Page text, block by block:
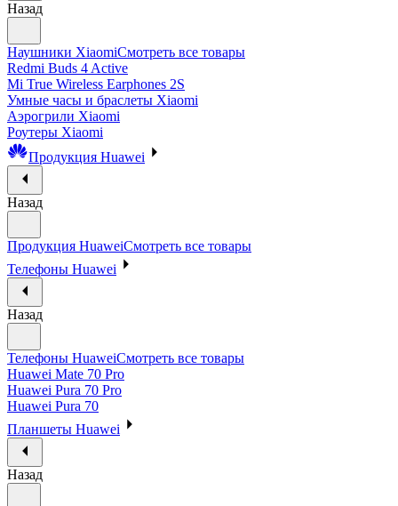
Назад
Наушники XiaomiСмотреть все товары
Redmi Buds 4 Active
Mi True Wireless Earphones 2S
Умные часы и браслеты Xiaomi
Аэрогрили Xiaomi
Роутеры Xiaomi
Продукция Huawei
Назад
Продукция HuaweiСмотреть все товары
Телефоны Huawei
Назад
Телефоны HuaweiСмотреть все товары
Huawei Mate 70 Pro
Huawei Pura 70 Pro
Huawei Pura 70
Планшеты Huawei
Назад